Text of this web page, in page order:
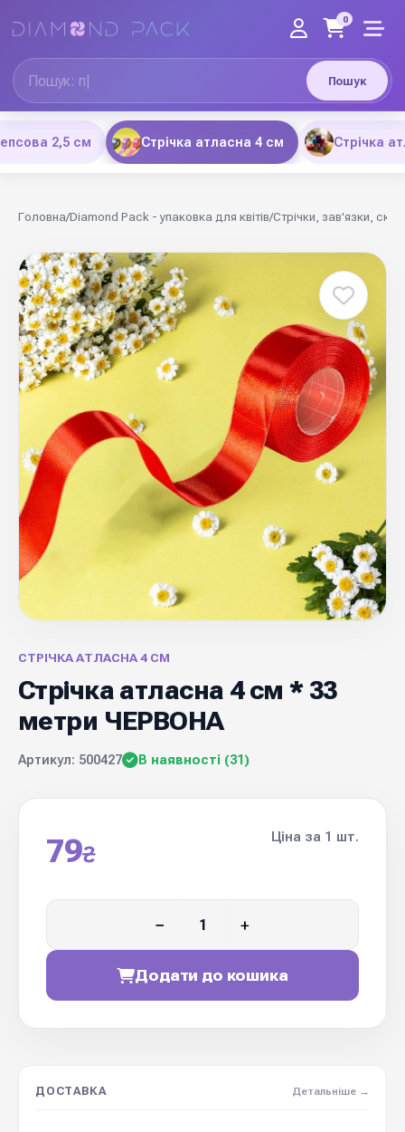
Пошук
0
2,5 см Стрічка атласна 4 см Стрічка
Головна/Diamond Pack - упаковка для квітів/Стрічки, зав'язки,
СТРІЧКА АТЛАСНА 4 СМ
Стрічка атласна 4 см * 33
метри ЧЕРВОНА
Артикул: 500427 В наявності (31)
79₴
Ціна за 1 шт.
− +
Додати до кошика
ДОСТАВКА Детальніше →